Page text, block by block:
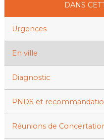
DANS
Urgences
En ville
Diagnostic
PNDS et
Réunions de